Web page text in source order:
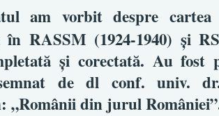
am vorbit despre
în RASSM (1924-1940) şi
şi corectată. Au fost
de dl conf. univ.
„Românii din jurul